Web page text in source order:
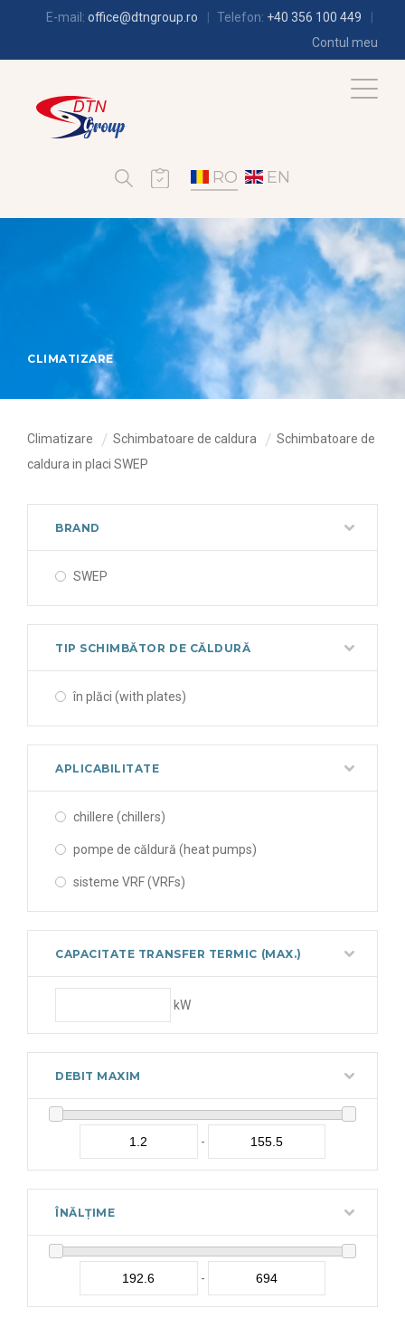
E-mail: office@dtngroup.ro Telefon: +40 356 100 449
Contul meu
RO EN
CLIMATIZARE
Climatizare Schimbatoare de caldura
Schimbatoare de
caldura in placi SWEP
BRAND
SWEP
TIP SCHIMBĂTOR DE CĂLDURĂ
în plăci (with plates)
APLICABILITATE
chillere (chillers)
pompe de căldură (heat pumps)
sisteme VRF (VRFs)
CAPACITATE TRANSFER TERMIC (MAX.)
kW
DEBIT MAXIM
-
ÎNĂLȚIME
-